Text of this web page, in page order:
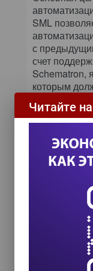
SML
с
счет
Schematron,
которым
Нынешней
Consortium.
название
моделями
SML даст
ресурсов из
каждого
затраты и
Читайте